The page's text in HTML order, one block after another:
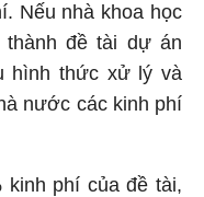
Nếu nhà khoa học
thành đề tài dự án
hình thức xử lý và
nước các kinh phí
kinh phí của đề tài,